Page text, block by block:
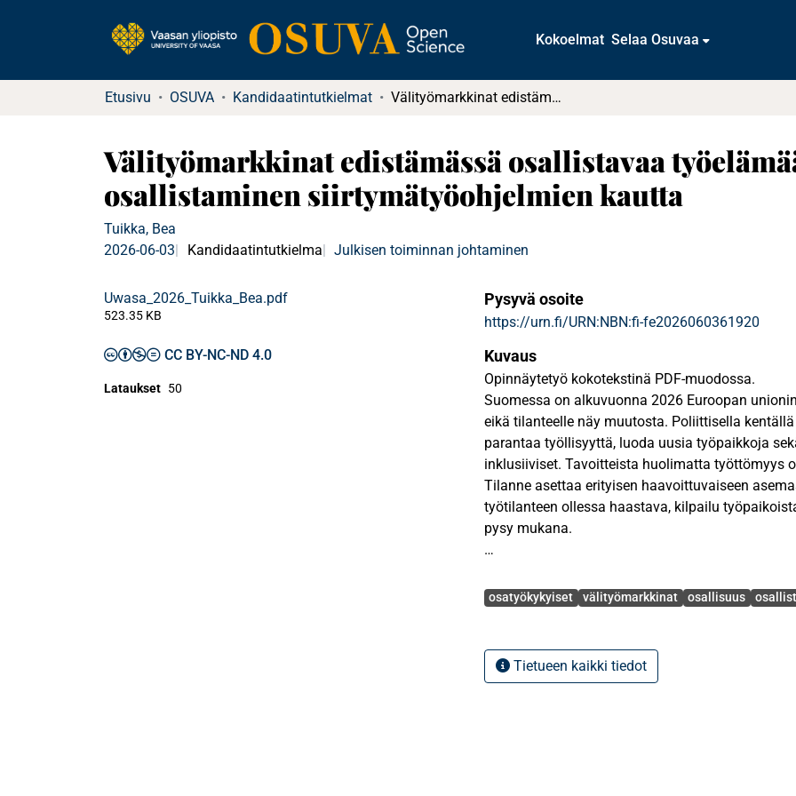
Kokoelmat Selaa Osuvaa
Etusivu OSUVA Kandidaatintutkielmat Välityömarkkinat edistämässä osallistavaa työelämää : Osatyökykyisten osallistaminen siirtymätyöohjelmien kautta
Välityömarkkinat edistämässä osallistavaa
osallistaminen siirtymätyöohjelmien kautta
Tuikka, Bea
2026-06-03
Kandidaatintutkielma Julkisen toiminnan johtaminen
Uwasa_2026_Tuikka_Bea.pdf
523.35 KB
CC BY-NC-ND 4.0
Lataukset 50
Pysyvä osoite
https://urn.fi/URN:NBN:fi-fe2026060361920
Kuvaus
Opinnäytetyö kokotekstinä PDF-muodossa.
Suomessa on alkuvuonna 2026 Euroopan
eikä tilanteelle näy muutosta. Poliittisella
parantaa työllisyyttä, luoda uusia työpaikkoja
inklusiiviset. Tavoitteista huolimatta työttömyys
Tilanne asettaa erityisen haavoittuvaiseen
työtilanteen ollessa haastava, kilpailu
pysy mukana.
näkökulmana parantaa osatyökykyisten asemaa
Tutkimuskysymyksinä tutkielmassa on 1) miten
määritellään tutkimuskirjallisuudessa sekä 2)
Avainsanat
osatyökykyiset välityömarkkinat osallisuus
Tietueen kaikki tiedot